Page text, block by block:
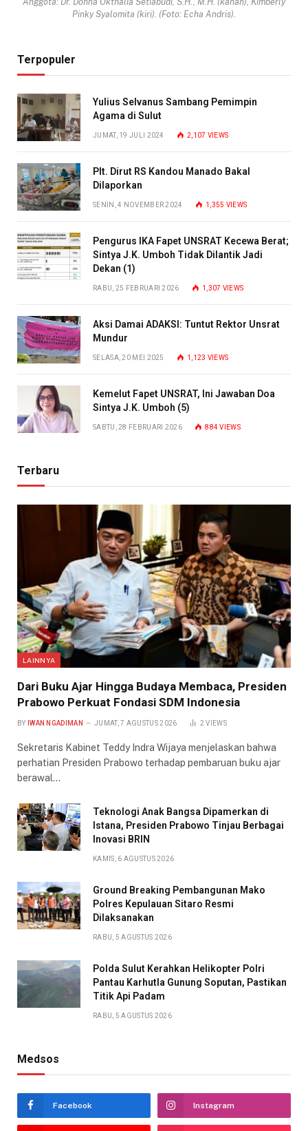
Pinky Syalomita (kiri). (Foto: Echa Andris).
Terpopuler
Yulius Selvanus Sambang Pemimpin
Agama di Sulut
JUMAT, 19 JULI 2024 2,107 VIEWS
Plt. Dirut RS Kandou Manado Bakal
Dilaporkan
SENIN, 4 NOVEMBER 2024 1,355 VIEWS
Pengurus IKA Fapet UNSRAT Kecewa Berat;
Sintya J.K. Umboh Tidak Dilantik Jadi
Dekan (1)
RABU, 25 FEBRUARI 2026 1,307 VIEWS
Aksi Damai ADAKSI: Tuntut Rektor Unsrat
Mundur
SELASA, 20 MEI 2025 1,123 VIEWS
Kemelut Fapet UNSRAT, Ini Jawaban Doa
Sintya J.K. Umboh (5)
SABTU, 28 FEBRUARI 2026 884VIEWS
Terbaru
LAINNYA
Dari Buku Ajar Hingga Budaya Membaca, Presiden
Prabowo Perkuat Fondasi SDM Indonesia
BY IWAN NGADIMAN JUMAT, 7 AGUSTUS 2026 2VIEWS
Sekretaris Kabinet Teddy Indra Wijaya menjelaskan bahwa
perhatian Presiden Prabowo terhadap pembaruan buku ajar
berawal…
Teknologi Anak Bangsa Dipamerkan di
Istana, Presiden Prabowo Tinjau Berbagai
Inovasi BRIN
KAMIS, 6 AGUSTUS 2026
Ground Breaking Pembangunan Mako
Polres Kepulauan Sitaro Resmi
Dilaksanakan
RABU, 5 AGUSTUS 2026
Polda Sulut Kerahkan Helikopter Polri
Pantau Karhutla Gunung Soputan, Pastikan
Titik Api Padam
RABU, 5 AGUSTUS 2026
Medsos
Facebook Instagram